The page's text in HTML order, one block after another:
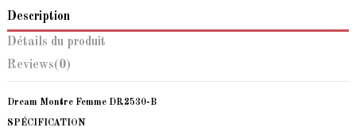
Description
Détails du produit
Reviews(0)
Dream Montre Femme DR2530-B
SPÉCIFICATION